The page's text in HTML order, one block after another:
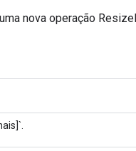
nova operação